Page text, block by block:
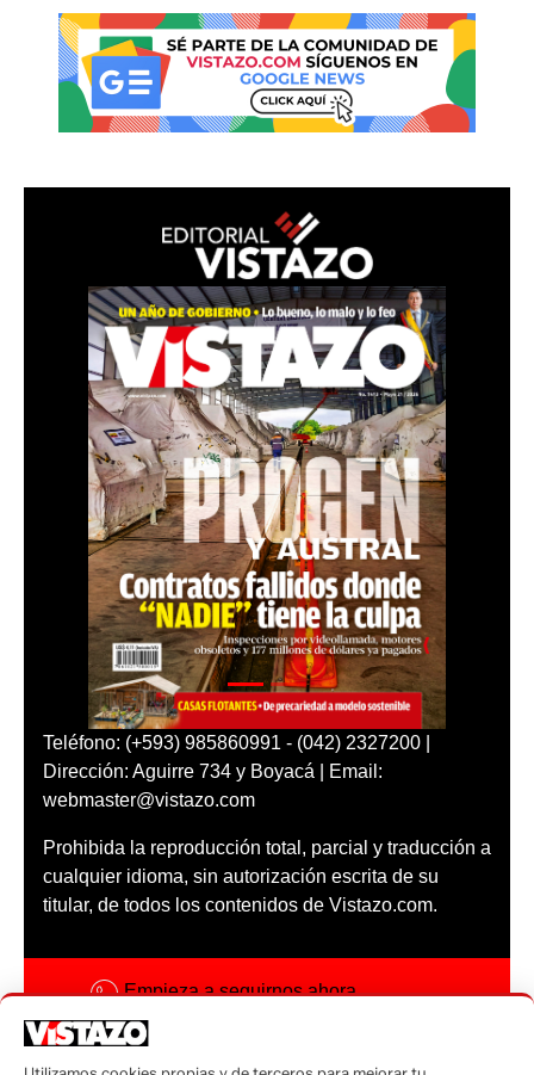
Teléfono: (+593) 985860991 - (042) 2327200 |
Dirección: Aguirre 734 y Boyacá | Email:
webmaster@vistazo.com
Prohibida la reproducción total, parcial y traducción a
cualquier idioma, sin autorización escrita de su
titular, de todos los contenidos de Vistazo.com.
Empieza a seguirnos ahora